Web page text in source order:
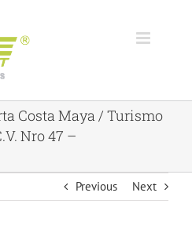
Costa Maya / Turismo
Nro 47 –
Previous Next